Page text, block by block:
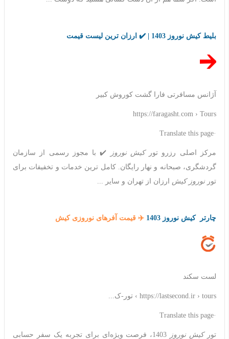
بلیط کیش نوروز 1403 | ✔️ ارزان ترین لیست قیمت
آژانس مسافرتی فارا گشت کوروش کبیر
https://faragasht.com › Tours
·Translate this page
مرکز اصلی رزرو تورکیش نوروز
✔️ با مجوز رسمی از سازمان
گردشگری، صبحانه و نهار رایگان. کامل ترین خدمات و تخفیفات برای
تور نوروز کیش ارزان از تهران و سایر ...
چارتر کیش نوروز 1403 ✈️ قیمت آفرهای نوروزی کیش
لست سکند
https://lastsecond.ir › tours › تور-ک...
·Translate this page
تورکیش نوروز
1403، فرصت ویژه‌ای برای تجربه یک سفر حسابی